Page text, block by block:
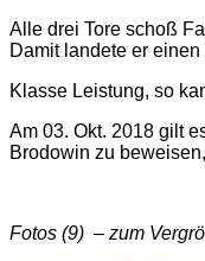
Alle drei Tore schoß
Damit landete er
Klasse Leistung, so
Am 03. Okt. 2018 gilt
Brodowin zu
Fotos (9) – zum